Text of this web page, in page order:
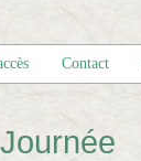
Contact